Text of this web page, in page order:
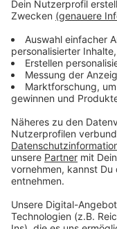
mit 45% und
Alle Zeichen
Im Rennen um die
Situation leicht
26%, die SPD auf
sind die Grünen
mit 7% ein.
Parteien liegen
72 Wahlbüros von